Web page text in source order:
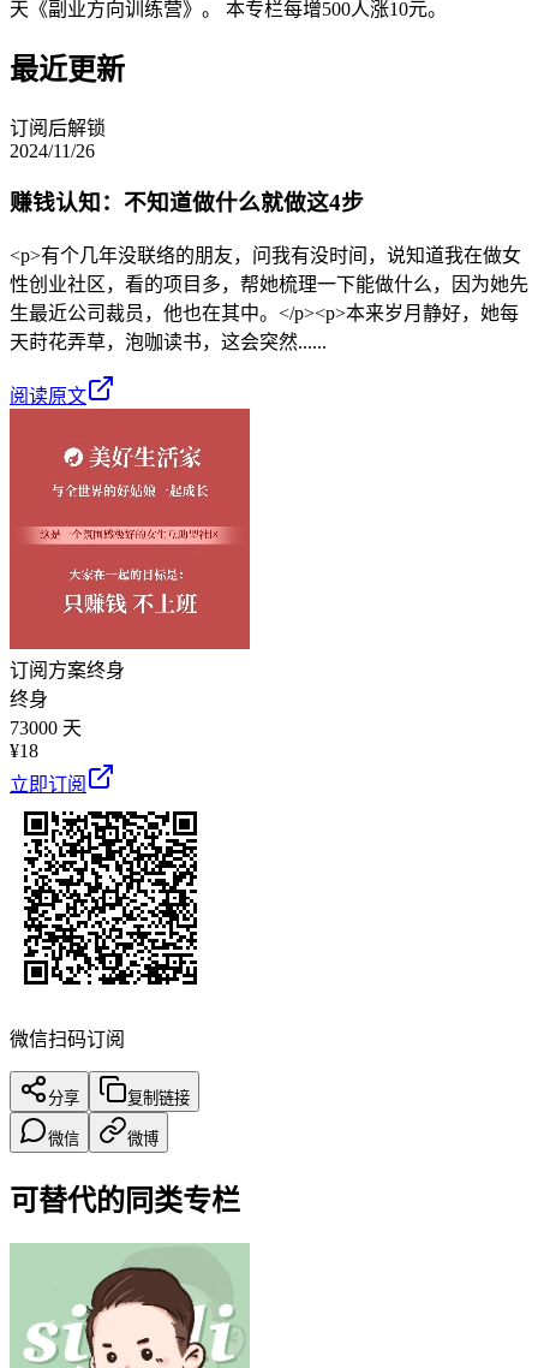
天《副业方向训练营》。 本专栏每增500人涨10元。
最近更新
订阅后解锁
2024/11/26
赚钱认知：不知道做什么就做这4步
<p>有个几年没联络的朋友，问我有没时间，说知道我在做女
性创业社区，看的项目多，帮她梳理一下能做什么，因为她先
生最近公司裁员，他也在其中。</p><p>本来岁月静好，她每
天莳花弄草，泡咖读书，这会突然......
阅读原文
订阅方案终身
终身
73000 天
¥18
立即订阅
微信扫码订阅
分享 复制链接
微信 微博
可替代的同类专栏